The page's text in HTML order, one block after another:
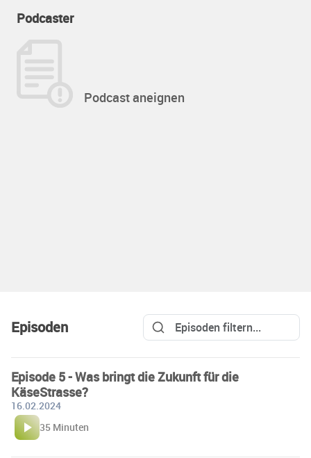
Podcaster
Podcast aneignen
Episoden
Episode 5 - Was bringt die Zukunft für die
KäseStrasse?
16.02.2024
35 Minuten